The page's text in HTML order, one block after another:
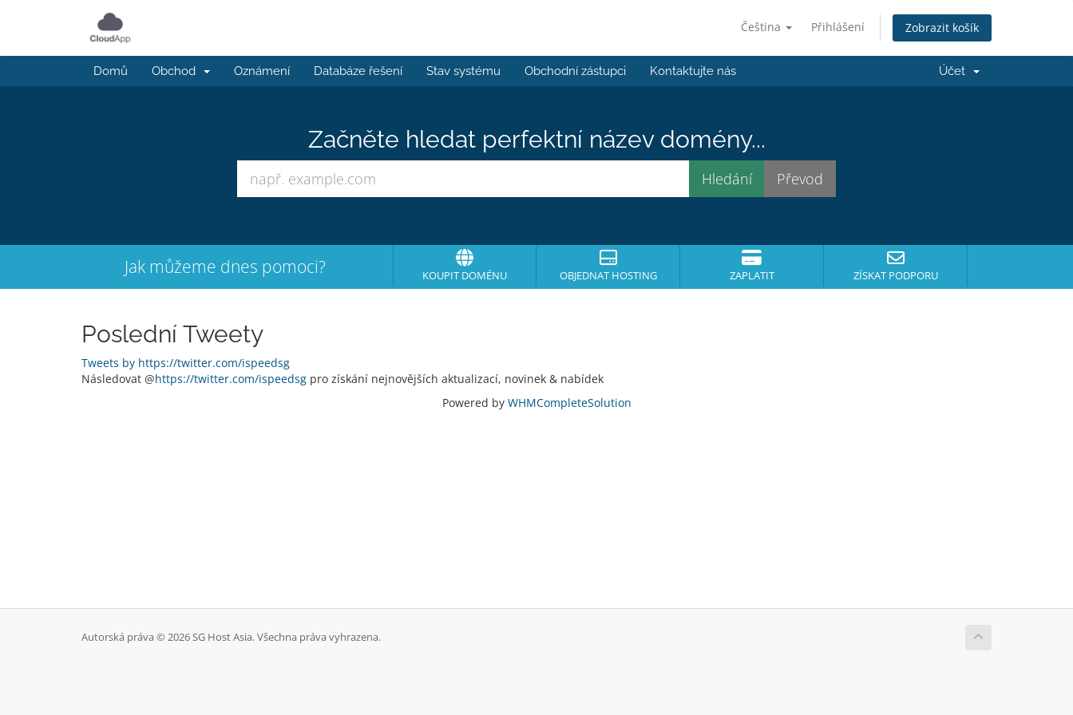
Čeština Přihlášení Zobrazit košík
Domů Obchod Oznámení Databáze řešení Stav systému Obchodní zástupci Kontaktujte nás Účet
Začněte hledat perfektní název domény...
Jak můžeme dnes pomoci? KOUPIT DOMÉNU OBJEDNAT HOSTING ZAPLATIT ZÍSKAT PODPORU
Poslední Tweety
Tweets by https://twitter.com/ispeedsg
Následovat @https://twitter.com/ispeedsg pro získání nejnovějších aktualizací, novinek & nabídek
Powered by WHMCompleteSolution
Autorská práva © 2026 SG Host Asia. Všechna práva vyhrazena.